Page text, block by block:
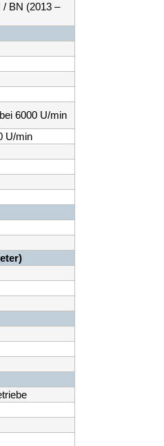
/ BN (2013 –
6000 U/min
U/min